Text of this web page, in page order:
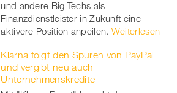
und andere Big Techs als
Finanzdienstleister in Zukunft eine
aktivere Position anpeilen. Weiterlesen
Klarna folgt den Spuren von PayPal
und vergibt neu auch
Unternehmenskredite